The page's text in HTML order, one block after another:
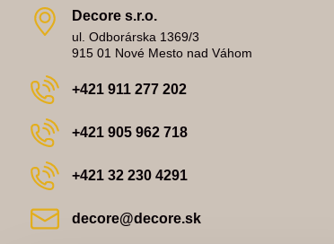
Decore s​.r​.o​.
ul. Odborárska 1369/3
915 01 Nové Mesto nad Váhom
+421 911 277 202
+421 905 962 718
+421 32 230 4291
decore​@decore​.sk